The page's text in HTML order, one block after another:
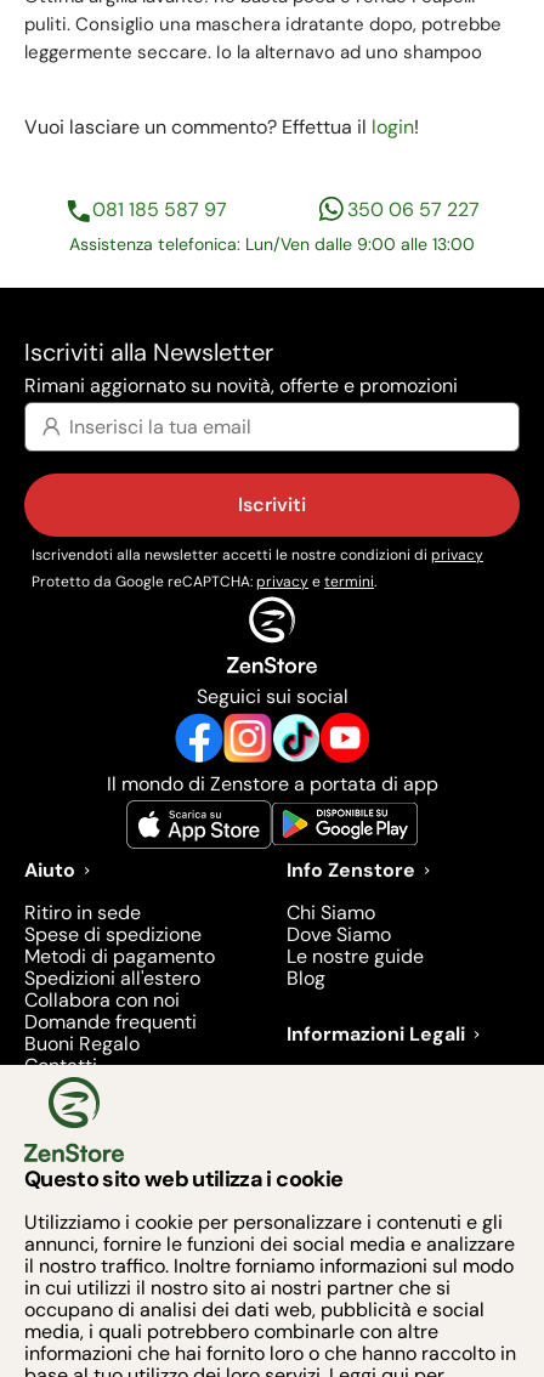
puliti. Consiglio una maschera idratante dopo, potrebbe
leggermente seccare. Io la alternavo ad uno shampoo
Vuoi lasciare un commento? Effettua il login!
081 185 587 97 350 06 57 227
Assistenza telefonica: Lun/Ven dalle 9:00 alle 13:00
Iscriviti alla Newsletter
Rimani aggiornato su novità, offerte e promozioni
Iscriviti
Iscrivendoti alla newsletter accetti le nostre condizioni di privacy
Protetto da Google reCAPTCHA:privacyetermini.
Seguici sui social
Il mondo di Zenstore a portata di app
Aiuto
Ritiro in sede
Spese di spedizione
Metodi di pagamento
Spedizioni all'estero
Collabora con noi
Domande frequenti
Buoni Regalo
Contatti
Info Zenstore
Chi Siamo
Dove Siamo
Le nostre guide
Blog
Informazioni Legali
ritirati - 2026
Metodi di pagamento
Armonia Zen S.R.L. - Via Taurano 60, 84016 PAGANI
(SA)
Questo sito web utilizza i cookie
Utilizziamo i cookie per personalizzare i contenuti e gli
annunci, fornire le funzioni dei social media e analizzare
il nostro traffico. Inoltre forniamo informazioni sul modo
in cui utilizzi il nostro sito ai nostri partner che si
occupano di analisi dei dati web, pubblicità e social
media, i quali potrebbero combinarle con altre
informazioni che hai fornito loro o che hanno raccolto in